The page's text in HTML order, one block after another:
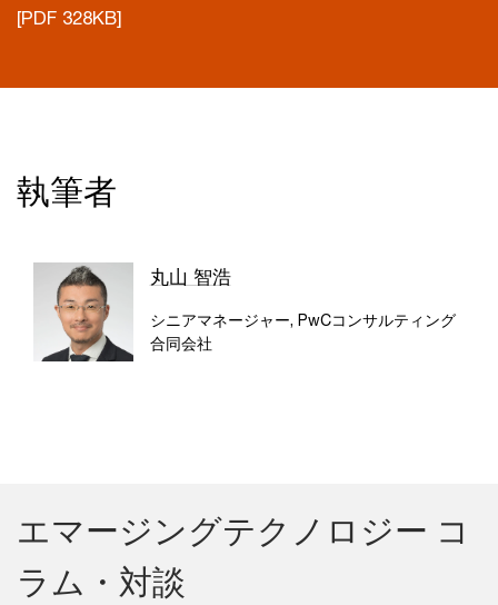
[PDF 328KB]
執筆者
丸山 智浩
シニアマネージャー, PwCコンサルティング
合同会社
エマージングテクノロジー コ
ラム・対談